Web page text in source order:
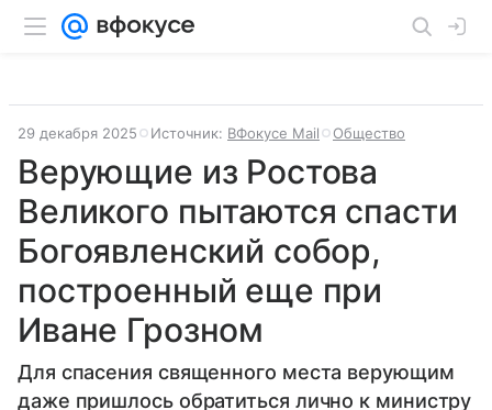
29 декабря 2025 Источник: ВФокусе Mail Общество
Верующие из Ростова
Великого пытаются спасти
Богоявленский собор,
построенный еще при
Иване Грозном
Для спасения священного места верующим
даже пришлось обратиться лично к министру